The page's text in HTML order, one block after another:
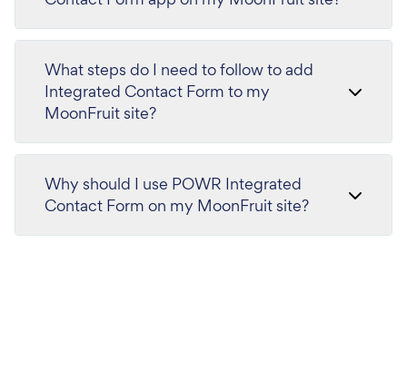
What steps do I need to follow to add
Integrated Contact Form to my
MoonFruit site?
Why should I use POWR Integrated
Contact Form on my MoonFruit site?